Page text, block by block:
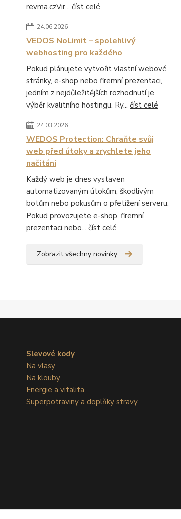
revma.czVir... číst celé
24.06.2026
VEDOS NoLimit – spolehlivý
webhosting pro každého
Pokud plánujete vytvořit vlastní webové
stránky, e-shop nebo firemní prezentaci,
jedním z nejdůležitějších rozhodnutí je
výběr kvalitního hostingu. Ry... číst celé
24.03.2026
WEDOS Protection: Chraňte svůj
web před útoky a zrychlete jeho
načítání
Každý web je dnes vystaven
automatizovaným útokům, škodlivým
botům nebo pokusům o přetížení serveru.
Pokud provozujete e-shop, firemní
prezentaci nebo... číst celé
Zobrazit všechny novinky
Slevové kody
Na vlasy
Na klouby
Energie a vitalita
Superpotraviny a doplňky stravy